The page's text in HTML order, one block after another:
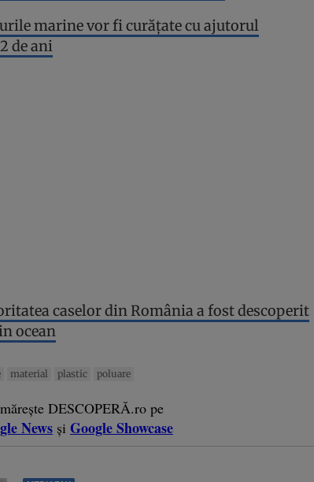
marine vor fi curăţate cu ajutorul
de ani
caselor din România a fost descoperit
ocean
material plastic poluare
DESCOPERĂ.ro pe
News și Google Showcase